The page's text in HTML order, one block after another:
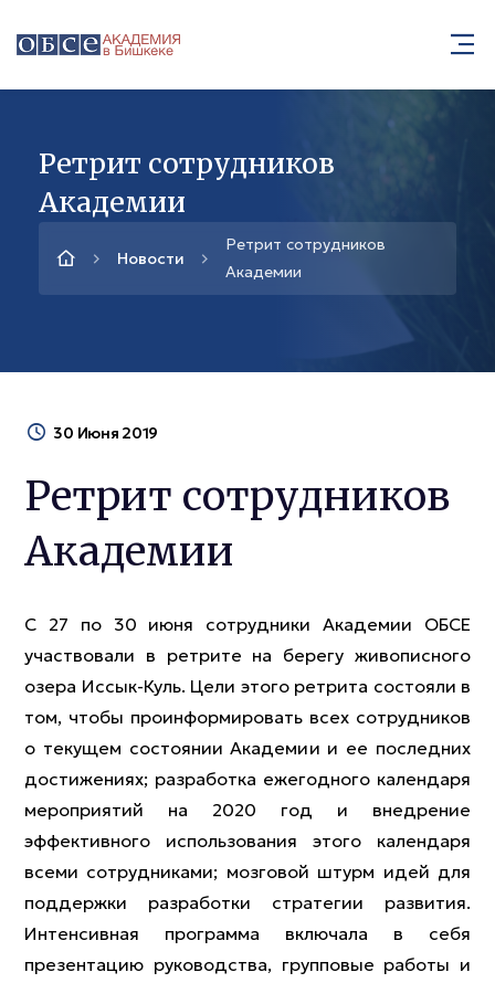
Ретрит сотрудников
Академии
Новости
Ретрит сотрудников
Академии
30 Июня 2019
Ретрит сотрудников
Академии
С 27 по 30 июня сотрудники Академии ОБСЕ
участвовали в ретрите на берегу живописного
озера Иссык-Куль. Цели этого ретрита состояли в
том, чтобы проинформировать всех сотрудников
о текущем состоянии Академии и ее последних
достижениях; разработка ежегодного календаря
мероприятий на 2020 год и внедрение
эффективного использования этого календаря
всеми сотрудниками; мозговой штурм идей для
поддержки разработки стратегии развития.
Интенсивная программа включала в себя
презентацию руководства, групповые работы и